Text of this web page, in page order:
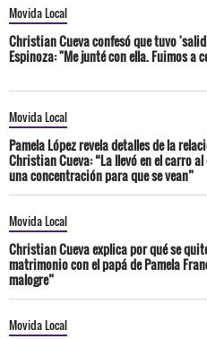
Movida Local
Christian Cueva confesó que tuvo
Espinoza: "Me junté con ella. Fuimos a
Movida Local
Pamela López revela detalles de la
Christian Cueva: “La llevó en el carro
una concentración para que se vean”
Movida Local
Christian Cueva explica por qué se
matrimonio con el papá de Pamela
malogre”
Movida Local